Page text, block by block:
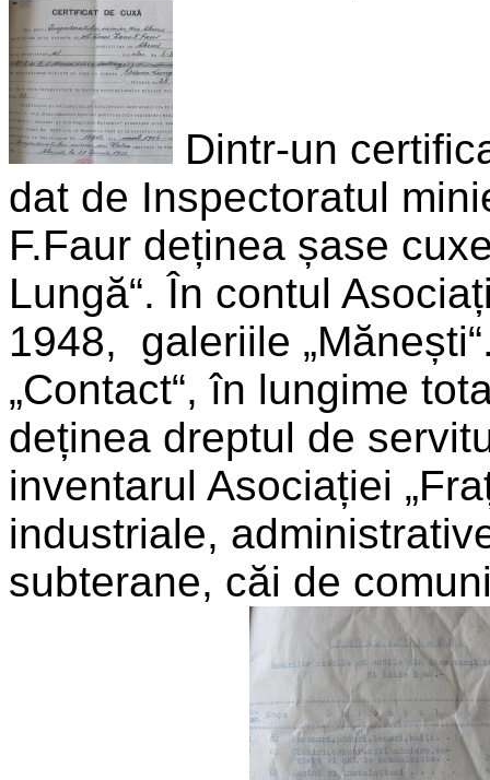
Dintr-un
dat de Inspectoratul
F.Faur deținea șase
Lungă“. În contul
1948, galeriile
„Contact“, în lungime
deținea dreptul de
inventarul Asociației
industriale,
subterane, căi de